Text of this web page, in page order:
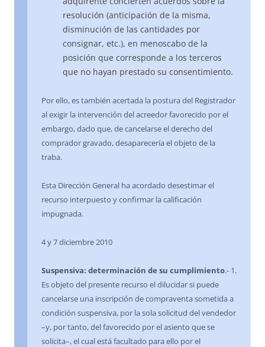
resolución (anticipación de la misma,
disminución de las cantidades por
consignar, etc.), en menoscabo de la
posición que corresponde a los terceros
que no hayan prestado su consentimiento.
Por ello, es también acertada la postura del Registrador
al exigir la intervención del acreedor favorecido por el
embargo, dado que, de cancelarse el derecho del
comprador gravado, desaparecería el objeto de la
traba.
Esta Dirección General ha acordado desestimar el
recurso interpuesto y confirmar la calificación
impugnada.
4 y 7 diciembre 2010
Suspensiva: determinación de su cumplimiento.- 1.
Es objeto del presente recurso el dilucidar si puede
cancelarse una inscripción de compraventa sometida a
condición suspensiva, por la sola solicitud del vendedor
–y, por tanto, del favorecido por el asiento que se
solicita–, el cual está facultado para ello por el